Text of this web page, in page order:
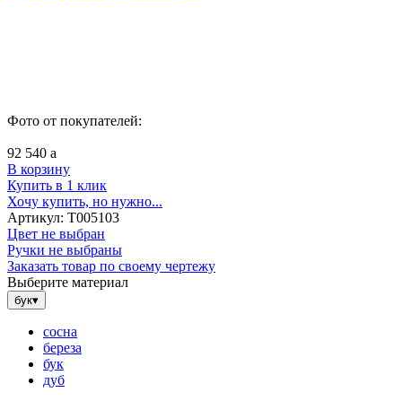
Фото от покупателей:
92 540 a
В корзину
Купить в 1 клик
Хочу купить, но нужно...
Артикул: Т005103
Цвет не выбран
Ручки не выбраны
Заказать товар по своему чертежу
Выберите материал
бук▾
сосна
береза
бук
дуб